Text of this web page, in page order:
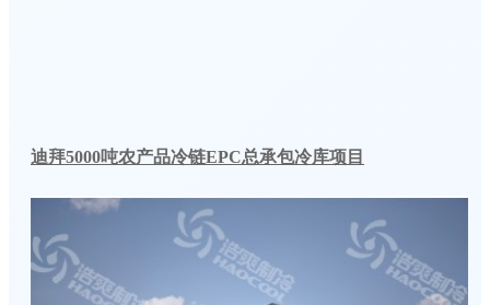
迪拜5000吨农产品冷链EPC总承包冷库项目